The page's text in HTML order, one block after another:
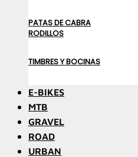
PATAS DE CABRA
RODILLOS
TIMBRES Y BOCINAS
E-BIKES
MTB
GRAVEL
ROAD
URBAN